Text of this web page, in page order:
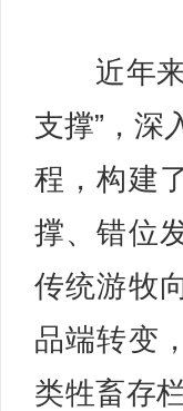
近年来
支撑”，深
程，构建
撑、错位
传统游牧
品端转变
类牲畜存